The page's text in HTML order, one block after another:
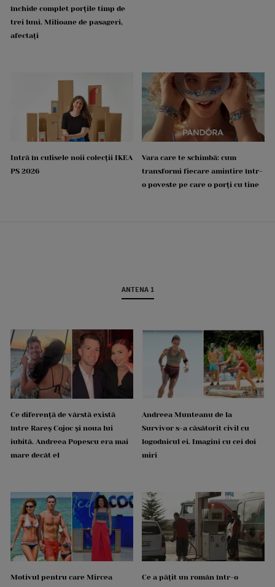
închide complet porțile timp de
trei luni. Milioane de pasageri,
afectați
Intră în culisele noii colecții IKEA
PS 2026
Vara care te schimbă: cum
transformi fiecare amintire într-
o poveste pe care o porți cu tine
ANTENA 1
Ce diferență de vârstă există
între Rareș Cojoc și noua lui
iubită. Andreea Popescu era mai
mare decât el
Andreea Munteanu de la
Survivor s-a căsătorit civil cu
logodnicul ei. Imagini cu cei doi
miri
Motivul pentru care Mircea
Ce a pățit un român într-o